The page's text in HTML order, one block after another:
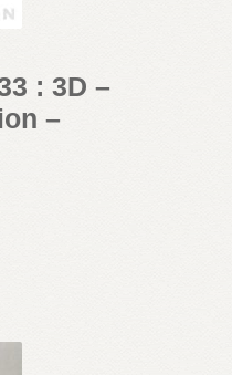
: 3D –
–